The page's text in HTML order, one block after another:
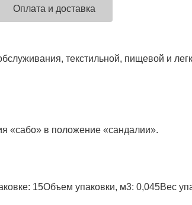
АКЦИЯ! Полукомбинезон
по специальной
Оплата и доставка
текстильной, пищевой и
«сабо» в положение «сандалии».
15Объем упаковки, м3: 0,045Вес